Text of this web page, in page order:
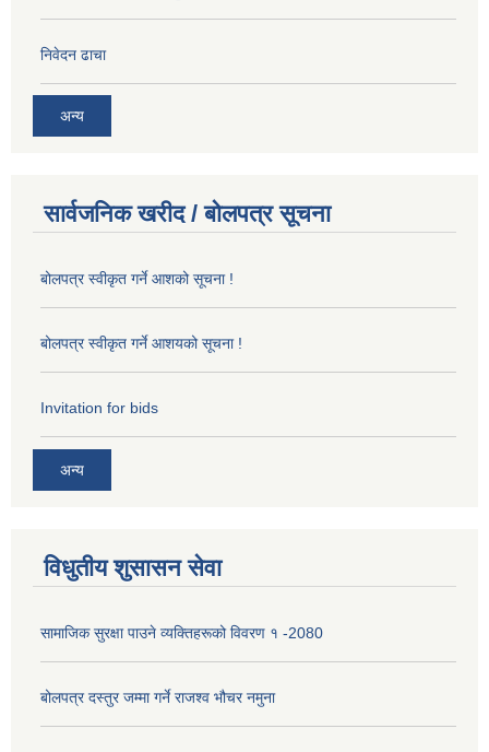
निवेदन ढाचा
अन्य
सार्वजनिक खरीद / बोलपत्र सूचना
बोलपत्र स्वीकृत गर्ने आशको सूचना !
बोलपत्र स्वीकृत गर्ने आशयको सूचना !
Invitation for bids
अन्य
विधुतीय शुसासन सेवा
सामाजिक सुरक्षा पाउने व्यक्तिहरूको विवरण १ -2080
बोलपत्र दस्तुर जम्मा गर्ने राजश्व भौचर नमुना